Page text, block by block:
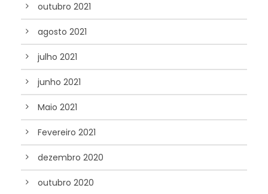
outubro 2021
agosto 2021
julho 2021
junho 2021
Maio 2021
Fevereiro 2021
dezembro 2020
outubro 2020